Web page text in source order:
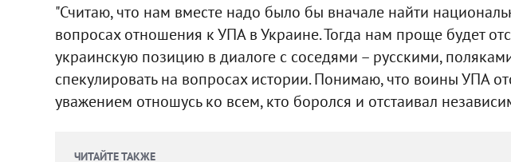
"Считаю, что нам вместе надо было бы вначале найти
вопросах отношения к УПА в Украине. Тогда нам проще будет
украинскую позицию в диалоге с соседями – русскими,
спекулировать на вопросах истории. Понимаю, что воины УПА
уважением отношусь ко всем, кто боролся и отстаивал
ЧИТАЙТЕ ТАКЖЕ